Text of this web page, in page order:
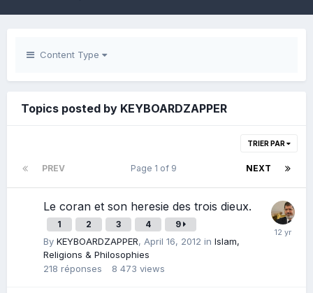
Content Type
Topics posted by KEYBOARDZAPPER
TRIER PAR
PREV NEXT
Page 1 of 9
Le coran et son heresie des trois dieux.
1 2 3 4 9
By KEYBOARDZAPPER, April 16, 2012 in Islam,
Religions & Philosophies
218 réponses 8 473 views